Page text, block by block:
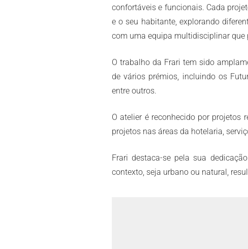
confortáveis e funcionais. Cada
e o seu habitante, explorando
com uma equipa multidisciplinar
O trabalho da Frari tem sido
de vários prémios, incluindo os
entre outros.
O atelier é reconhecido por projetos
projetos nas áreas da hotelaria,
Frari destaca-se pela sua
contexto, seja urbano ou natural,